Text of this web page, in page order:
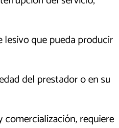
que pueda producir
del prestador o en su
requiere